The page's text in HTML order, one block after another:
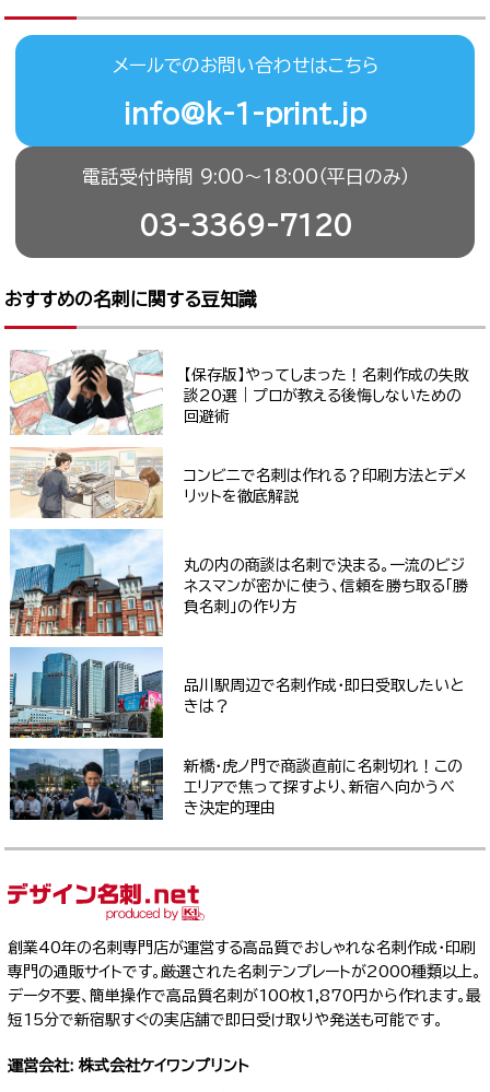
メールでのお問い合わせはこちら
info@k-1-print.jp
電話受付時間 9:00〜18:00（平日のみ）
03-3369-7120
おすすめの名刺に関する豆知識
【保存版】やってしまった！名刺作成の失敗
談20選｜プロが教える後悔しないための
回避術
コンビニで名刺は作れる？印刷方法とデメ
リットを徹底解説
丸の内の商談は名刺で決まる。一流のビジ
ネスマンが密かに使う、信頼を勝ち取る「勝
負名刺」の作り方
品川駅周辺で名刺作成・即日受取したいと
きは？
新橋・虎ノ門で商談直前に名刺切れ！この
エリアで焦って探すより、新宿へ向かうべ
き決定的理由
創業40年の名刺専門店が運営する高品質でおしゃれな名刺作成・印刷
専門の通販サイトです。厳選された名刺テンプレートが2000種類以上。
データ不要、簡単操作で高品質名刺が100枚1,870円から作れます。最
短15分で新宿駅すぐの実店舗で即日受け取りや発送も可能です。
運営会社: 株式会社ケイワンプリント